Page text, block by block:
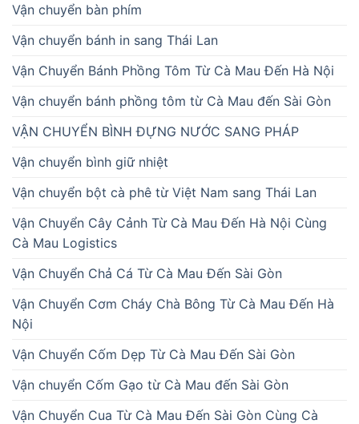
Vận chuyển bàn phím
Vận chuyển bánh in sang Thái Lan
Vận Chuyển Bánh Phồng Tôm Từ Cà Mau Đến Hà Nội
Vận chuyển bánh phồng tôm từ Cà Mau đến Sài Gòn
VẬN CHUYỂN BÌNH ĐỰNG NƯỚC SANG PHÁP
Vận chuyển bình giữ nhiệt
Vận chuyển bột cà phê từ Việt Nam sang Thái Lan
Vận Chuyển Cây Cảnh Từ Cà Mau Đến Hà Nội Cùng
Cà Mau Logistics
Vận Chuyển Chả Cá Từ Cà Mau Đến Sài Gòn
Vận Chuyển Cơm Cháy Chà Bông Từ Cà Mau Đến Hà
Nội
Vận Chuyển Cốm Dẹp Từ Cà Mau Đến Sài Gòn
Vận chuyển Cốm Gạo từ Cà Mau đến Sài Gòn
Vận Chuyển Cua Từ Cà Mau Đến Sài Gòn Cùng Cà